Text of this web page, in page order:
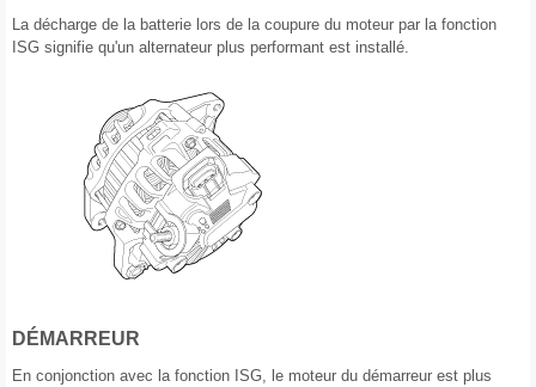
La décharge de la batterie lors de la coupure du moteur par la fonction
ISG signifie qu'un alternateur plus performant est installé.
DÉMARREUR
En conjonction avec la fonction ISG, le moteur du démarreur est plus